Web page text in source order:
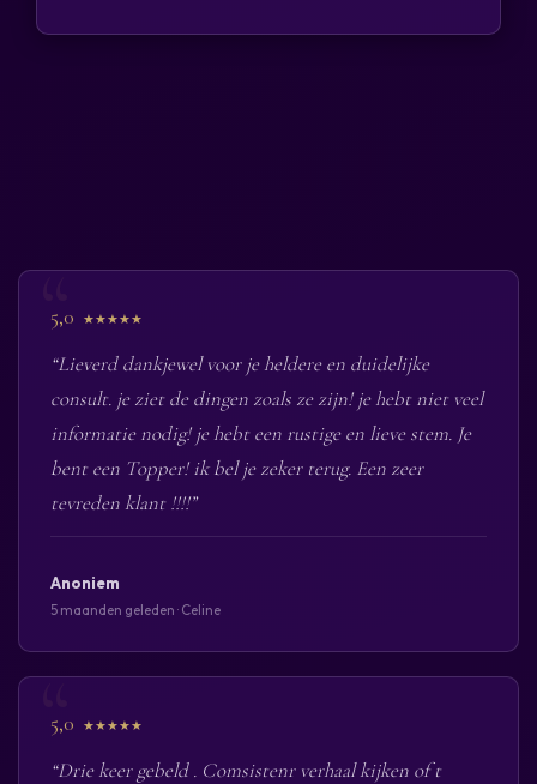
5,0 ★★★★★
“Lieverd dankjewel voor je heldere en duidelijke
consult. je ziet de dingen zoals ze zijn! je hebt niet veel
informatie nodig! je hebt een rustige en lieve stem. Je
bent een Topper! ik bel je zeker terug. Een zeer
tevreden klant !!!!”
Anoniem
5 maanden geleden · Celine
5,0 ★★★★★
“Drie keer gebeld . Comsistenr verhaal kijken of t